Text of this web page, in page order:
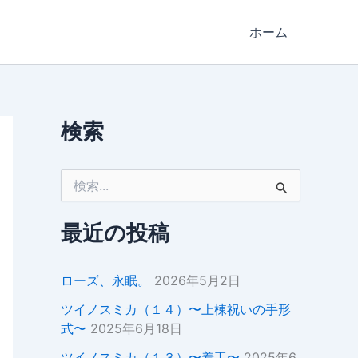
ホーム
検索
象
:最近の投稿
ローズ、永眠。
2026年5月2日
ツイノスミカ（１４）〜上棟祝いの手形
式〜 2025年6月18日